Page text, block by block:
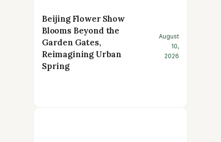
Beijing Flower Show
Blooms Beyond the
Garden Gates,
Reimagining Urban
Spring
August
10,
2026